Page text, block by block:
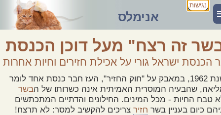
נגישות
אנימלס
זה רצח" מעל דוכן הכנסת
הכנסת ישראל גורי על אכילת חזירים וחיות אחרות
בשנת 1962, במאבק על "חוק החזיר", העז חבר כנסת אחד לומר
שהבעיה המוסרית האמיתית אינה כשרותו של הבשר
טבח החיות - מכל המינים. החילונים והדתיים המתכתשים
כיום בעניין בשר חזיר צריכים להקשיב למסר: לא תרצח!